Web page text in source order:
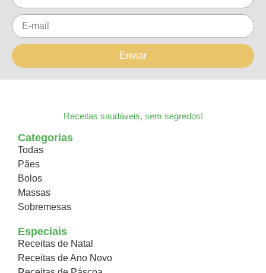
Enviar
Receitas saudáveis, sem segredos!
Categorias
Todas
Pães
Bolos
Massas
Sobremesas
Especiais
Receitas de Natal
Receitas de Ano Novo